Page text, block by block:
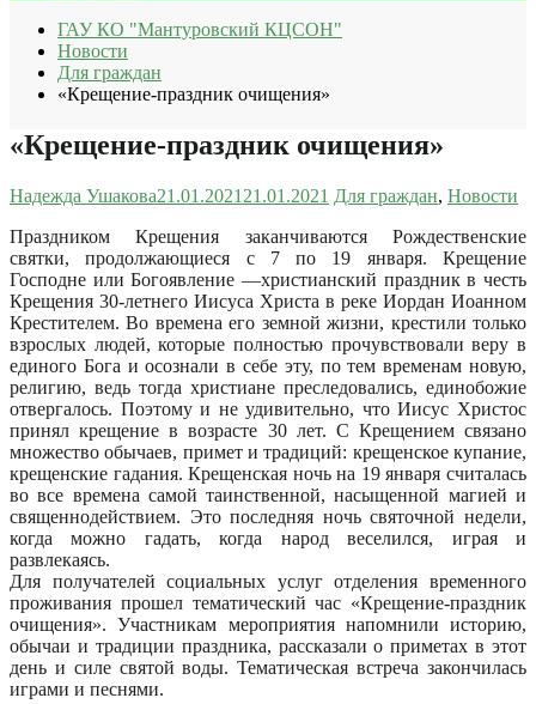
ГАУ КО "Мантуровский КЦСОН"
Новости
Для граждан
«Крещение-праздник очищения»
«Крещение-праздник очищения»
Надежда Ушакова21.01.2021 21.01.2021 Для граждан, Новости
Праздником Крещения заканчиваются Рождественские
святки, продолжающиеся с 7 по 19 января. Крещение
Господне или Богоявление —христианский праздник в честь
Крещения 30-летнего Иисуса Христа в реке Иордан Иоанном
Крестителем.Во времена его земной жизни, крестили только
взрослых людей, которые полностью прочувствовали веру в
единого Бога и осознали в себе эту, по тем временам новую,
религию, ведь тогда христиане преследовались, единобожие
отвергалось. Поэтому и не удивительно, что Иисус Христос
принял крещение в возрасте 30 лет. С Крещением связано
множество обычаев, примет и традиций: крещенское купание,
крещенские гадания. Крещенская ночь на 19 января считалась
во все времена самой таинственной, насыщенной магией и
священнодействием. Это последняя ночь святочной недели,
когда можно гадать, когда народ веселился, играя и
развлекаясь.
Для получателей социальных услуг отделения временного
проживания прошел тематический час «Крещение-праздник
очищения». Участникам мероприятия напомнили историю,
обычаи и традиции праздника, рассказали о приметах в этот
день и силе святой воды. Тематическая встреча закончилась
играми и песнями.